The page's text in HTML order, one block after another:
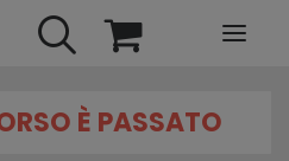
È PASSATO